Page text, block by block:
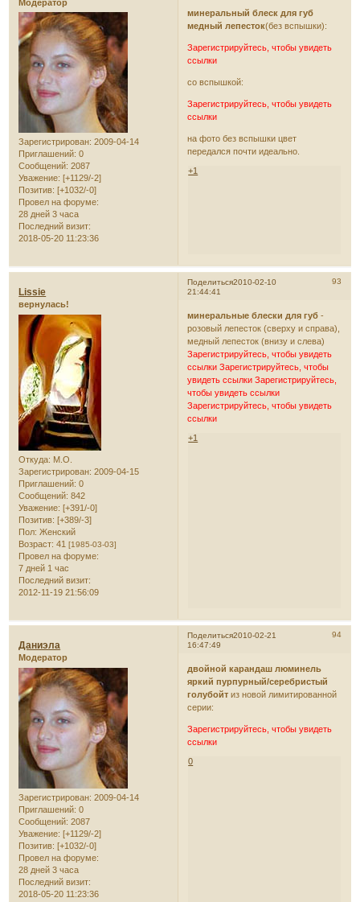
Модератор
Зарегистрирован: 2009-04-14
Приглашений: 0
Сообщений: 2087
Уважение: [+1129/-2]
Позитив: [+1032/-0]
Провел на форуме:
28 дней 3 часа
Последний визит:
2018-05-20 11:23:36
минеральный блеск для губ
медный лепесток(без вспышки):
Зарегистрируйтесь, чтобы увидеть
ссылки
со вспышкой:
Зарегистрируйтесь, чтобы увидеть
ссылки
на фото без вспышки цвет
передался почти идеально.
+1
Поделиться 93
2010-02-10
21:44:41
Lissie
вернулась!
Откуда: М.О.
Зарегистрирован: 2009-04-15
Приглашений: 0
Сообщений: 842
Уважение: [+391/-0]
Позитив: [+389/-3]
Пол: Женский
Возраст: 41[1985-03-03]
Провел на форуме:
7 дней 1 час
Последний визит:
2012-11-19 21:56:09
минеральные блески для губ -
розовый лепесток (сверху и справа),
медный лепесток (внизу и слева)
Зарегистрируйтесь, чтобы увидеть
ссылки Зарегистрируйтесь, чтобы
увидеть ссылки Зарегистрируйтесь,
чтобы увидеть ссылки
Зарегистрируйтесь, чтобы увидеть
ссылки
+1
Поделиться 94
2010-02-21
16:47:49
Даниэла
Модератор
Зарегистрирован: 2009-04-14
Приглашений: 0
Сообщений: 2087
Уважение: [+1129/-2]
Позитив: [+1032/-0]
Провел на форуме:
28 дней 3 часа
Последний визит:
2018-05-20 11:23:36
двойной карандаш люминель
яркий пурпурный/серебристый
голубойт из новой лимитированной
серии:
Зарегистрируйтесь, чтобы увидеть
ссылки
0